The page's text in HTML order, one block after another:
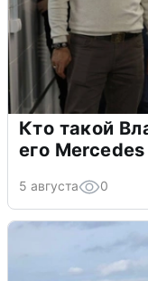
Кто такой
его
5 августа 0